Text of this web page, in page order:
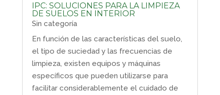
IPC: SOLUCIONES PARA LA LIMPIEZA
DE SUELOS EN INTERIOR
Sin categoría
En función de las características del suelo,
el tipo de suciedad y las frecuencias de
limpieza, existen equipos y máquinas
específicos que pueden utilizarse para
facilitar considerablemente el cuidado de